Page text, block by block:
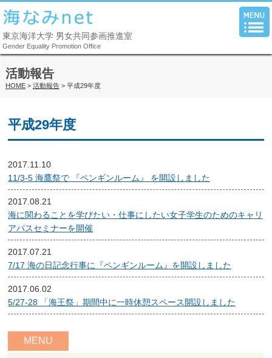
東京海洋大学 男女共同参画推進室
Gender Equality Promotion Office
活動報告
HOME> 活動報告> 平成29年度
平成29年度
2017.11.10
11/3-5 海鷹祭で 『ペンギンルーム』 を開設しました
2017.08.21
海に関わることを学びたい・仕事にしたい女子学生のためのキャリ
アパスセミナーを開催
2017.07.21
7/17 海の日記念行事に『ペンギンルーム』を開設しました
2017.06.02
5/27-28 「海王祭」期間中に一時休憩スペース開設しました
MENU